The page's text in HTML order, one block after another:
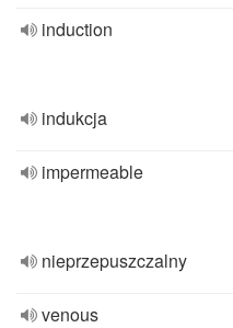
induction
indukcja
impermeable
nieprzepuszczalny
venous